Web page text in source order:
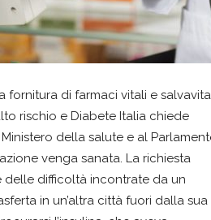
fornitura di farmaci vitali e salvavita
rischio e Diabete Italia chiede
della salute e al
venga sanata. La richiesta
delle difficoltà incontrate da un
in un’altra città fuori dalla sua